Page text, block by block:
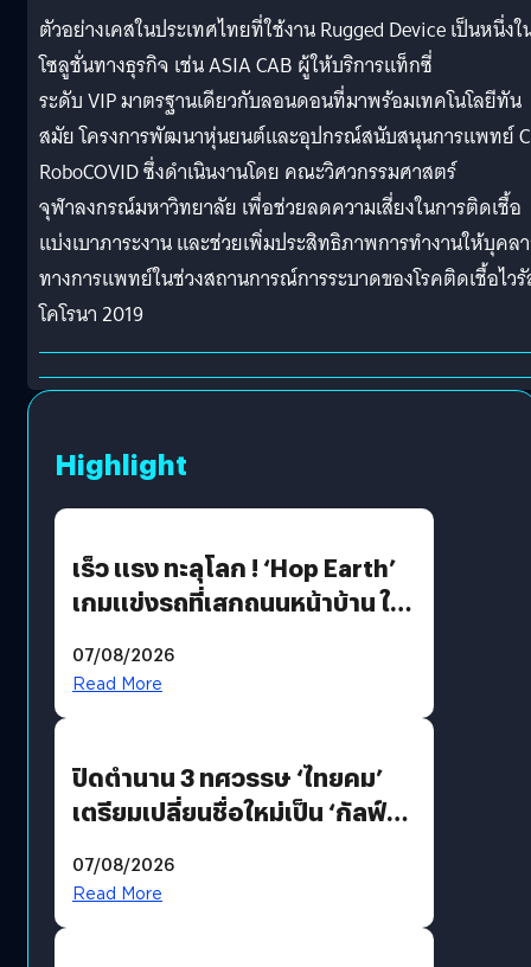
ตัวอย่างเคสในประเทศไทยที่ใช้งาน Rugged Device เป็นหนึ่งใ
โซลูชั่นทางธุรกิจ เช่น ASIA CAB ผู้ให้บริการแท็กซี่
ระดับ VIP มาตรฐานเดียวกับลอนดอนที่มาพร้อมเทคโนโลยีทัน
สมัย โครงการพัฒนาหุ่นยนต์และอุปกรณ์สนับสนุนการแพทย์
RoboCOVID ซึ่งดำเนินงานโดย คณะวิศวกรรมศาสตร์
จุฬาลงกรณ์มหาวิทยาลัย เพื่อช่วยลดความเสี่ยงในการติดเชื้อ
แบ่งเบาภาระงาน และช่วยเพิ่มประสิทธิภาพการทำงานให้บุคล
ทางการแพทย์ในช่วงสถานการณ์การระบาดของโรคติดเชื้อไว
โคโรนา 2019
Highlight
เร็ว แรง ทะลุโลก ! ‘Hop Earth’
เกมแข่งรถที่เสกถนนหน้าบ้าน ให้
07/08/2026
Read More
ปิดตำนาน 3 ทศวรรษ ‘ไทยคม’
เตรียมเปลี่ยนชื่อใหม่เป็น ‘กัลฟ์
อวกาศเต็มสูบ
07/08/2026
Read More